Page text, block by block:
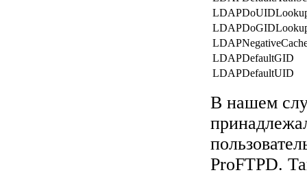
LDAPDefaultGID
LDAPDefaultUID
В нашем
ProFTPD.